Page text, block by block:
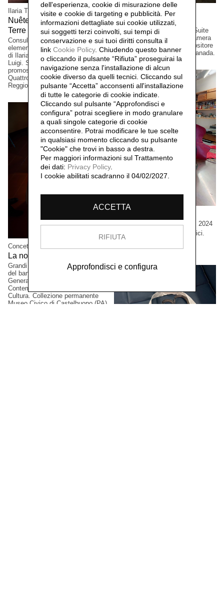
Ilaria Turba
Nuêter – Costellazioni nelle
Terre Matildiche, 2025
Consulenza e realizzazione
elementi installazione. Un progetto
di Ilaria Turba, a cura di Daniele De
Luigi. Sconfinamenti #2 Progetto
promosso dai Comuni di Albinea,
Quattro Castella e Canossa,
Reggio Emilia, Italia.
Mascia Manunza
Camera Chiara, 2025
Edizione a tiratura limitata. Suite
per vinile e CD musicale, Camera
Lucida, del musicista/compositore
David Occhipinti, Toronto, Canada.
Come mostri, ritornano,
2024
Grandi formati, esemplari unici.
Collezione privata, Tokio,
Giappone.
Concetta Modica
La notte di Sant'Anna,
Grandi formati. Progetto vincitore
del bando PAC2021, Direzione
Generale Creatività
Contemporanea del Ministero della
Cultura. Collezione permanente
Museo Civico di Castelbuono (PA),
dell'esperienza, cookie di misurazione delle
visite e cookie di targeting e pubblicità. Per
informazioni dettagliate sui cookie utilizzati,
sui soggetti terzi coinvolti, sui tempi di
conservazione e sui tuoi diritti consulta il
link Cookie Policy. Chiudendo questo banner
o cliccando il pulsante “Rifiuta” proseguirai la
navigazione senza l'installazione di alcun
cookie diverso da quelli tecnici. Cliccando sul
pulsante “Accetta” acconsenti all'installazione
di tutte le categorie di cookie indicate.
Cliccando sul pulsante “Approfondisci e
configura” potrai scegliere in modo granulare
a quali singole categorie di cookie
acconsentire. Potrai modificare le tue scelte
in qualsiasi momento cliccando su pulsante
"Cookie" che trovi in basso a destra.
Per maggiori informazioni sul Trattamento
dei dati: Privacy Policy.
I cookie abilitati scadranno il 04/02/2027.
ACCETTA
RIFIUTA
Approfondisci e configura